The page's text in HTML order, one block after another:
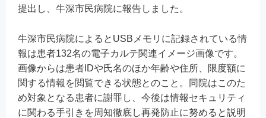
提出し、牛深市民病院に報告しました。
牛深市民病院によるとUSBメモリに記録されている情
報は患者132名の電子カルテ関連イメージ画像です。
画像からは患者IDや氏名のほか年齢や住所、限度額に
関する情報を閲覧できる状態とのこと。同院はこのた
め対象となる患者に謝罪し、今後は情報セキュリティ
に関わる手引きを周知徹底し再発防止に努めると説明